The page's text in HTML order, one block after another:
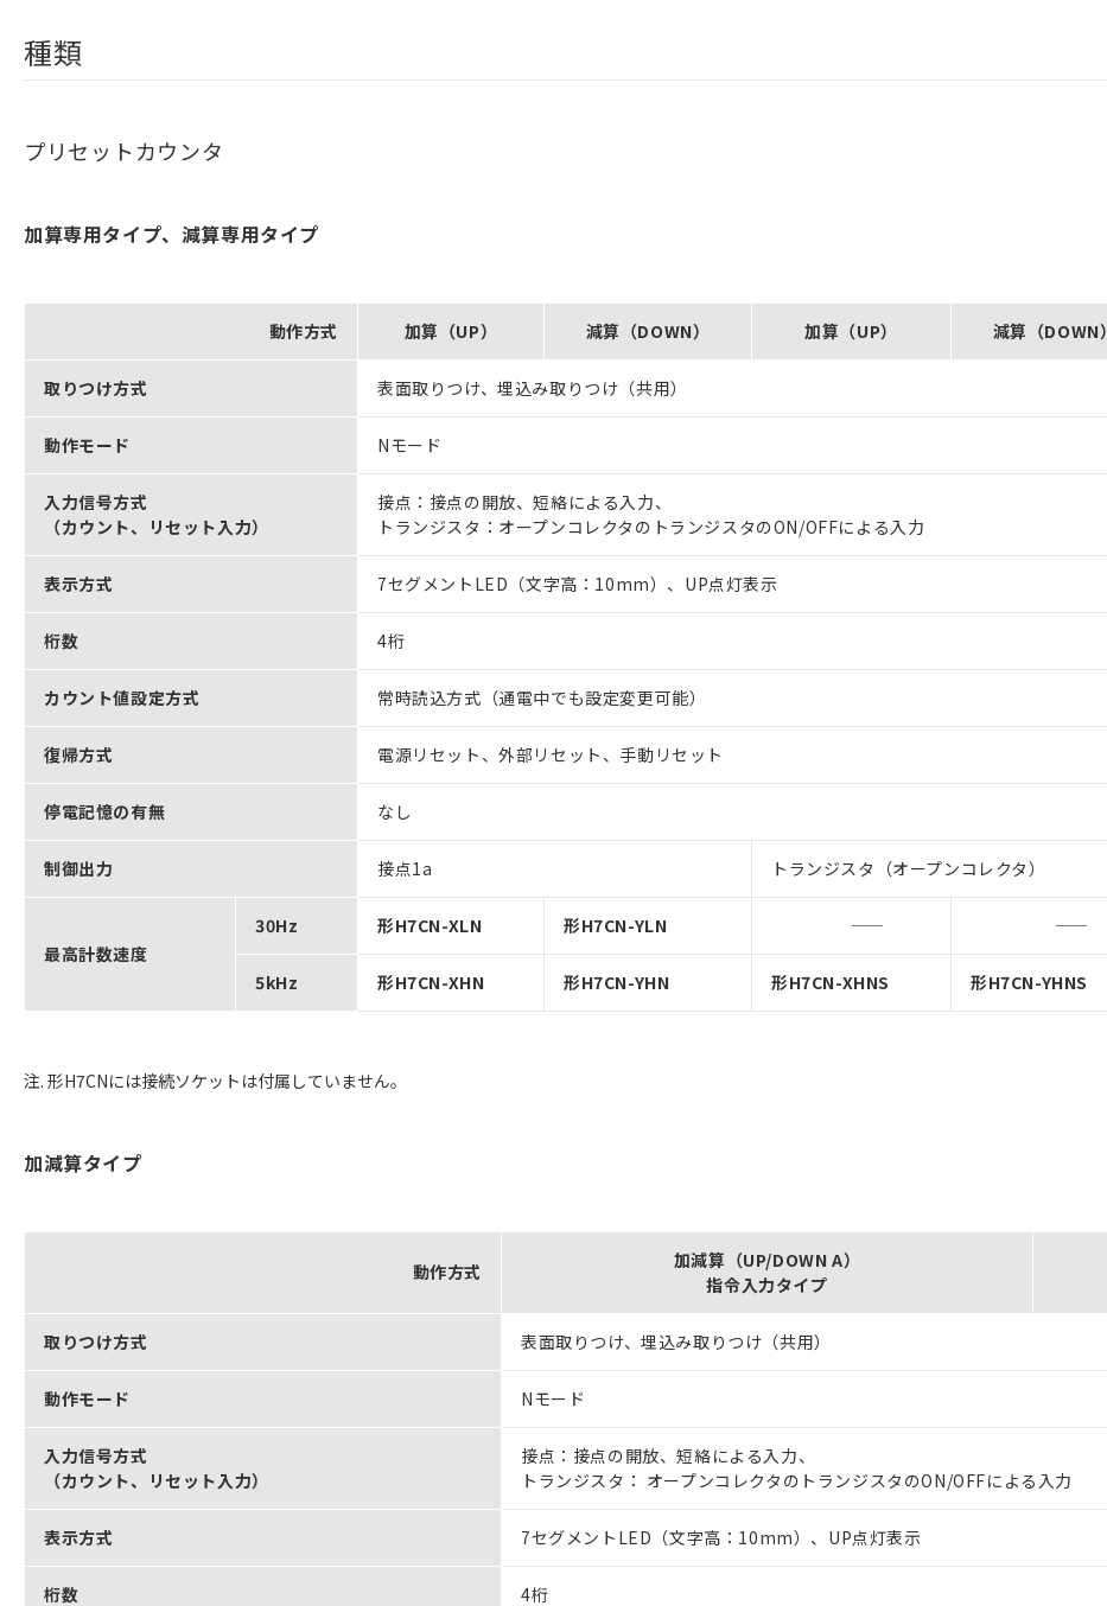
種類
プリセットカウンタ
加算専用タイプ、減算専用タイプ
動作方式 加算（UP） 減算（DOWN） 加算（UP） 減算（DOWN）
取りつけ方式 表面取りつけ、埋込み取りつけ（共用）
動作モード Nモード
入力信号方式
（カウント、リセット入力）
接点：接点の開放、短絡による入力、
トランジスタ：オープンコレクタのトランジスタのON/OFFによる入力
表示方式 7セグメントLED（文字高：10mm）、UP点灯表示
桁数 4桁
カウント値設定方式 常時読込方式（通電中でも設定変更可能）
復帰方式 電源リセット、外部リセット、手動リセット
停電記憶の有無 なし
制御出力 接点1a トランジスタ（オープンコレクタ）
最高計数速度
30Hz 形H7CN-XLN 形H7CN-YLN
5kHz 形H7CN-XHN 形H7CN-YHN 形H7CN-XHNS 形H7CN-YHNS
注. 形H7CNには接続ソケットは付属していません。
加減算タイプ
動作方式
加減算（UP/DOWN A）
指令入力タイプ
取りつけ方式 表面取りつけ、埋込み取りつけ（共用）
動作モード Nモード
入力信号方式
（カウント、リセット入力）
接点：接点の開放、短絡による入力、
トランジスタ： オープンコレクタのトランジスタのON/OFFによる入力
表示方式 7セグメントLED（文字高：10mm）、UP点灯表示
桁数 4桁